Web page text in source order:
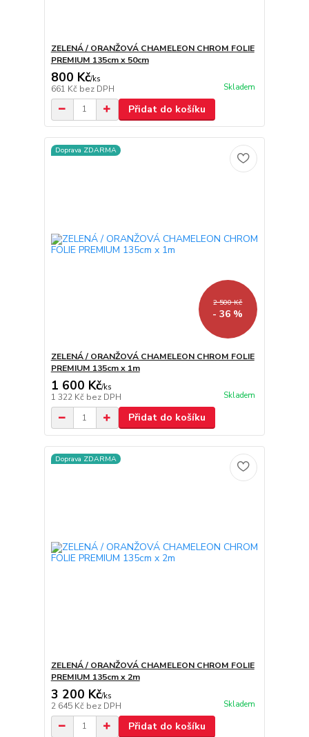
ZELENÁ / ORANŽOVÁ CHAMELEON CHROM FOLIE
PREMIUM 135cm x 50cm
800 Kč/ks
661 Kč bez DPH Skladem
Přidat do košíku
Doprava ZDARMA
2 500 Kč
- 36 %
ZELENÁ / ORANŽOVÁ CHAMELEON CHROM FOLIE
PREMIUM 135cm x 1m
1 600 Kč/ks
1 322 Kč bez DPH Skladem
Přidat do košíku
Doprava ZDARMA
ZELENÁ / ORANŽOVÁ CHAMELEON CHROM FOLIE
PREMIUM 135cm x 2m
3 200 Kč/ks
2 645 Kč bez DPH Skladem
Přidat do košíku